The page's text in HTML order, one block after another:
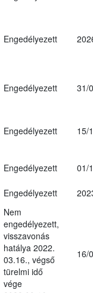
Engedélyezett
Engedélyezett 31/
Engedélyezett 15/
Engedélyezett
01/
Engedélyezett
Nem
engedélyezett,
visszavonás
hatálya 2022.
03.16., végső
türelmi idő
vége
16/